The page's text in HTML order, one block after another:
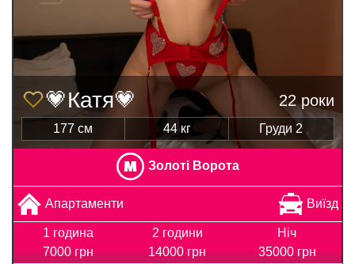
💗Катя💗 22 роки
177 см 44 кг Груди 2
Золоті Ворота
Апартаменти Виїзд
1 година
7000 грн
2 години
14000 грн
Ніч
35000 грн